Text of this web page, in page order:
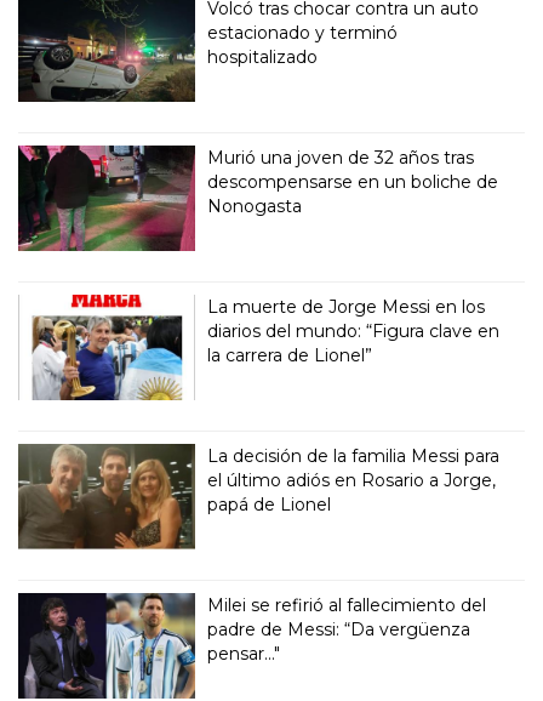
Volcó tras chocar contra un auto
estacionado y terminó
hospitalizado
Murió una joven de 32 años tras
descompensarse en un boliche de
Nonogasta
La muerte de Jorge Messi en los
diarios del mundo: “Figura clave en
la carrera de Lionel”
La decisión de la familia Messi para
el último adiós en Rosario a Jorge,
papá de Lionel
Milei se refirió al fallecimiento del
padre de Messi: “Da vergüenza
pensar..."